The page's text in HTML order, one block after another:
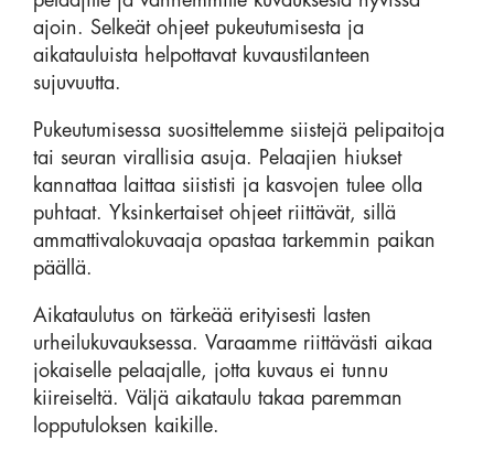
ajoin. Selkeät ohjeet pukeutumisesta ja
aikatauluista helpottavat kuvaustilanteen
sujuvuutta.
Pukeutumisessa suosittelemme siistejä pelipaitoja
tai seuran virallisia asuja. Pelaajien hiukset
kannattaa laittaa siististi ja kasvojen tulee olla
puhtaat. Yksinkertaiset ohjeet riittävät, sillä
ammattivalokuvaaja opastaa tarkemmin paikan
päällä.
Aikataulutus on tärkeää erityisesti lasten
urheilukuvauksessa. Varaamme riittävästi aikaa
jokaiselle pelaajalle, jotta kuvaus ei tunnu
kiireiseltä. Väljä aikataulu takaa paremman
lopputuloksen kaikille.